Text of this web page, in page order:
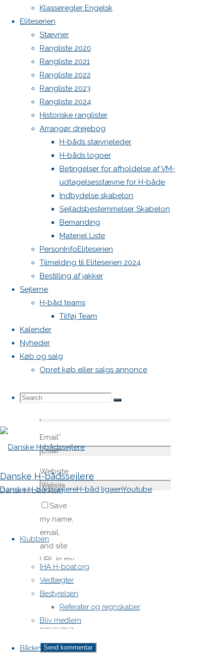
Klasseregler Engelsk
Eliteserien
Stævner
Rangliste 2020
Rangliste 2021
Rangliste 2022
Rangliste 2023
Rangliste 2024
Historiske ranglister
Arrangør drejebog
H-båds stævneleder
H-båds logoer
Betingelser for afholdelse af VM-
udtagelsesstævne for H-både
Indbydelse skabelon
Sejladsbestemmelser Skabelon
Bemanding
Materiel Liste
PersonInfoEliteserien
Tilmelding til Eliteserien 2024
Bestilling af jakker
Sejlerne
H-båd teams
Tilføj Team
Kalender
Nyheder
Køb og salg
Opret køb eller salgs annonce
Search
Search
Search
Danske H-bådssejlere
Dansk H-båd klub
Danske H-bådssejlereH-båd ligaenYoutube
Klubben
IHA H-boat.org
Vedtægter
Bestyrelsen
Referater og regnskaber
Bliv medlem
Båden
image
Next
image
Skriv
et
svar
Din e-
mailadresse
vil ikke
publiceret.
Krævede
felter er
markeret
med
Comment
Name
Email*
Website
Save
my name,
email,
and site
URL in my
browser
for next
time I
post a
comment.
Botnia 1987 DEN 613
Indlægsfeed
Kommentarfeed
Back
to
Top
Danske H-bådssejlere
ligaen
©Danske H-bådssejlere